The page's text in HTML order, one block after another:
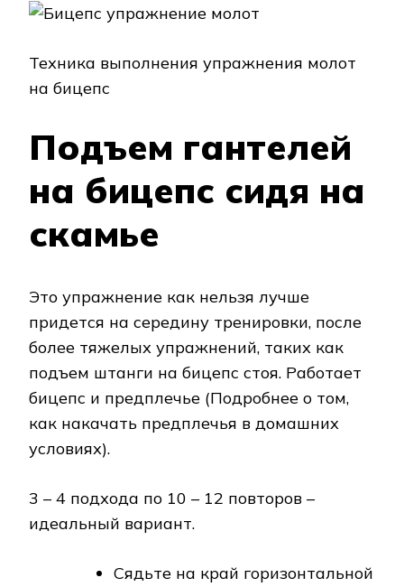
Техника выполнения упражнения молот
на бицепс
Подъем гантелей
на бицепс сидя на
скамье
Это упражнение как нельзя лучше
придется на середину тренировки, после
более тяжелых упражнений, таких как
подъем штанги на бицепс стоя. Работает
бицепс и предплечье (Подробнее о том,
как накачать предплечья в домашних
условиях).
3 – 4 подхода по 10 – 12 повторов –
идеальный вариант.
Сядьте на край горизонтальной